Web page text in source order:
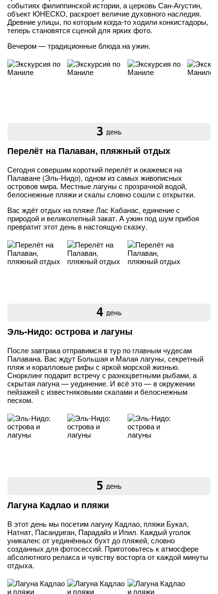
событиях филиппинской истории, а церковь Сан-Агустин,
объект ЮНЕСКО, раскроет величие духовного наследия.
Древние улицы, по которым когда-то ходили конкистадоры,
теперь становятся сценой для ярких фото.
Вечером — традиционные блюда на ужин.
3 день
Перелёт на Палаван, пляжный отдых
Сегодня совершим короткий перелёт и окажемся на
Палаване (Эль-Нидо), одном из самых живописных
островов мира. Местные лагуны с прозрачной водой,
белоснежные пляжи и скалы словно сошли с открытки.
Вас ждёт отдых на пляже Лас Кабанас, единение с
природой и великолепный закат. А ужин под шум прибоя
превратит этот день в настоящую сказку.
4 день
Эль-Нидо: острова и лагуны
После завтрака отправимся в тур по главным чудесам
Палавана. Вас ждут Большая и Малая лагуны, секретный
пляж и коралловые рифы с яркой морской жизнью.
Снорклинг подарит встречу с разноцветными рыбами, а
скрытая лагуна — уединение. И всё это — в окружении
пейзажей с известняковыми скалами и белоснежным
песком.
5 день
Лагуна Кадлао и пляжи
В этот день мы посетим лагуну Кадлао, пляжи Букал,
Натнат, Пасандиган, Парадайз и Ипил. Каждый уголок
уникален: от уединённых бухт до пляжей, словно
созданных для фотосессий. Приготовьтесь к атмосфере
абсолютного релакса и чувству восторга от каждой минуты
отдыха.